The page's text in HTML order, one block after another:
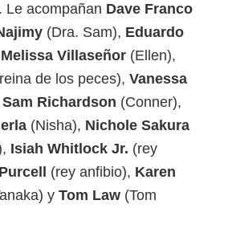
Le acompañan Dave Franco
(Dra. Sam), Eduardo
Melissa Villaseñor (Ellen),
de los peces), Vanessa
Sam Richardson (Conner),
(Nisha), Nichole Sakura
Isiah Whitlock Jr. (rey
(rey anfibio), Karen
y Tom Law (Tom